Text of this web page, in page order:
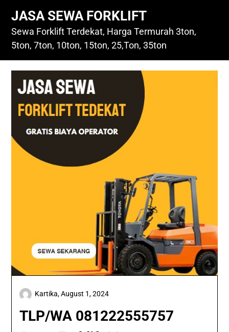
content
JASA SEWA FORKLIFT
Sewa Forklift Terdekat, Harga Termurah 3ton,
5ton, 7ton, 10ton, 15ton, 25,Ton, 35ton
TLP/WA 081222555757
Kartika,August 1, 2024